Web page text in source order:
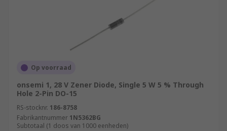
Op voorraad
onsemi 1, 28 V Zener Diode, Single 5 W 5 % Through
Hole 2-Pin DO-15
RS-stocknr. 186-8758
Fabrikantnummer 1N5362BG
Subtotaal (1 doos van 1000 eenheden)